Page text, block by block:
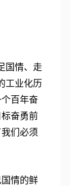
国情、走
工业化历
百年奋
奋勇前
们必须
情的鲜